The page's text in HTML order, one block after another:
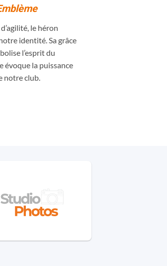
le héron
identité. Sa grâce
l’esprit du
évoque la puissance
notre club.